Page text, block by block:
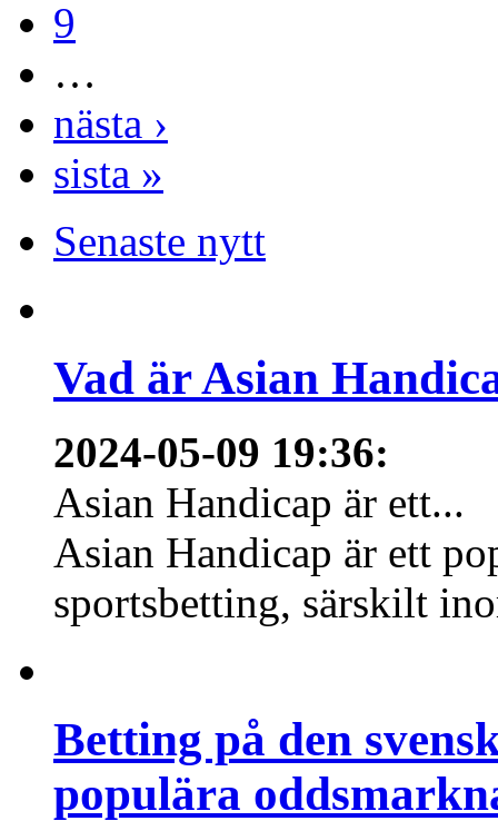
9
…
nästa ›
sista »
Senaste nytt
Vad är Asian
2024-05-09 19:36:
Asian Handicap är ett...
Asian Handicap är ett
sportsbetting, särskilt
Betting på den
populära